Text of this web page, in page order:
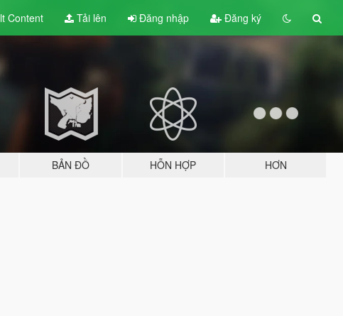
Content Tải lên Đăng nhập Đăng ký
BẢN ĐỒ HỖN HỢP HƠN